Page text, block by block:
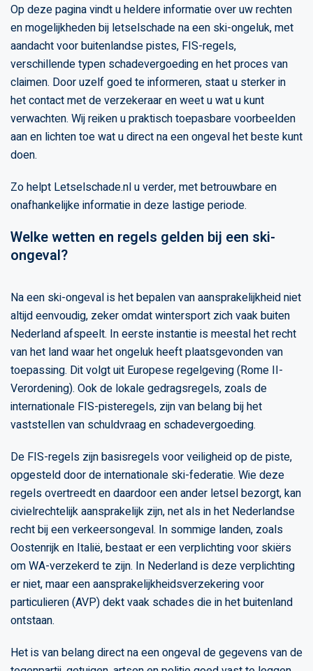
Op deze pagina vindt u heldere informatie over uw rechten
en mogelijkheden bij letselschade na een ski-ongeluk, met
aandacht voor buitenlandse pistes, FIS-regels,
verschillende typen schadevergoeding en het proces van
claimen. Door uzelf goed te informeren, staat u sterker in
het contact met de verzekeraar en weet u wat u kunt
verwachten. Wij reiken u praktisch toepasbare voorbeelden
aan en lichten toe wat u direct na een ongeval het beste kunt
doen.
Zo helpt Letselschade.nl u verder, met betrouwbare en
onafhankelijke informatie in deze lastige periode.
Welke wetten en regels gelden bij een ski-
ongeval?
Na een ski-ongeval is het bepalen van aansprakelijkheid niet
altijd eenvoudig, zeker omdat wintersport zich vaak buiten
Nederland afspeelt. In eerste instantie is meestal het recht
van het land waar het ongeluk heeft plaatsgevonden van
toepassing. Dit volgt uit Europese regelgeving (Rome II-
Verordening). Ook de lokale gedragsregels, zoals de
internationale FIS-pisteregels, zijn van belang bij het
vaststellen van schuldvraag en schadevergoeding.
De FIS-regels zijn basisregels voor veiligheid op de piste,
opgesteld door de internationale ski-federatie. Wie deze
regels overtreedt en daardoor een ander letsel bezorgt, kan
civielrechtelijk aansprakelijk zijn, net als in het Nederlandse
recht bij een verkeersongeval. In sommige landen, zoals
Oostenrijk en Italië, bestaat er een verplichting voor skiërs
om WA-verzekerd te zijn. In Nederland is deze verplichting
er niet, maar een aansprakelijkheidsverzekering voor
particulieren (AVP) dekt vaak schades die in het buitenland
ontstaan.
Het is van belang direct na een ongeval de gegevens van de